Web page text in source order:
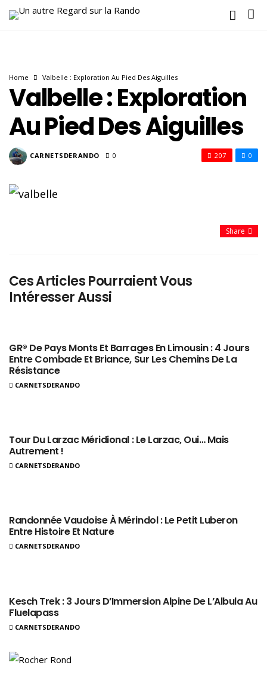
Home Valbelle : Exploration Au Pied Des Aiguilles
Valbelle : Exploration
Au Pied Des Aiguilles
CARNETSDERANDO 0 0
207
Share
Ces Articles Pourraient Vous
Intéresser Aussi
GR® De Pays Monts Et Barrages En Limousin : 4 Jours
Entre Combade Et Briance, Sur Les Chemins De La
Résistance
CARNETSDERANDO
Tour Du Larzac Méridional : Le Larzac, Oui… Mais
Autrement !
CARNETSDERANDO
Randonnée Vaudoise À Mérindol : Le Petit Luberon
Entre Histoire Et Nature
CARNETSDERANDO
Kesch Trek : 3 Jours D’Immersion Alpine De L’Albula Au
Fluelapass
CARNETSDERANDO